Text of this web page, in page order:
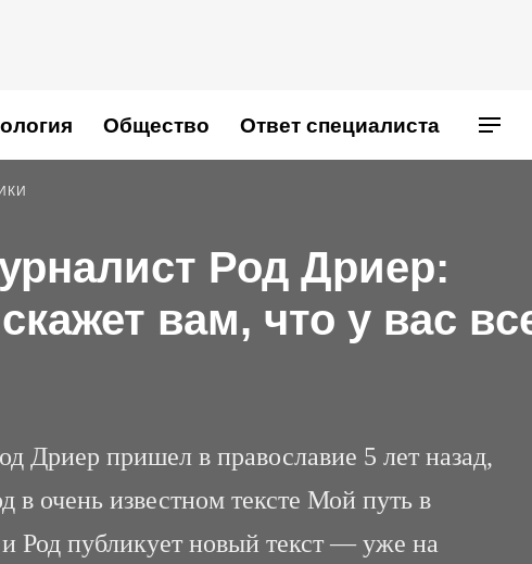
Общество Ответ специалиста
Род Дриер:
вам, что у вас
Дриер пришел в православие 5 лет назад,
в очень известном тексте Мой путь в
Род публикует новый текст — уже на